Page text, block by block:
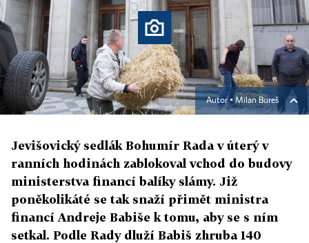
Autor ▪Milan Bureš
Jevišovický sedlák Bohumír Rada v úterý v
ranních hodinách zablokoval vchod do budovy
ministerstva financí balíky slámy. Již
poněkolikáté se tak snaží přimět ministra
financí Andreje Babiše k tomu, aby se s ním
setkal. Podle Rady dluží Babiš zhruba 140